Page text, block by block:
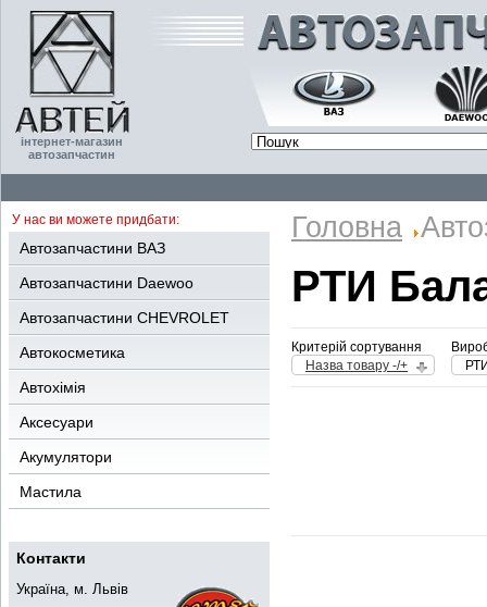
інтернет-магазин
автозапчастин
У нас ви можете придбати:
Автозапчастини ВАЗ
Автозапчастини Daewoo
Автозапчастини CHEVROLET
Автокосметика
Автохімія
Аксесуари
Акумулятори
Мастила
Контакти
Україна, м. Львів
Головна
РТИ
Критерій сортування
Назва товару -/+